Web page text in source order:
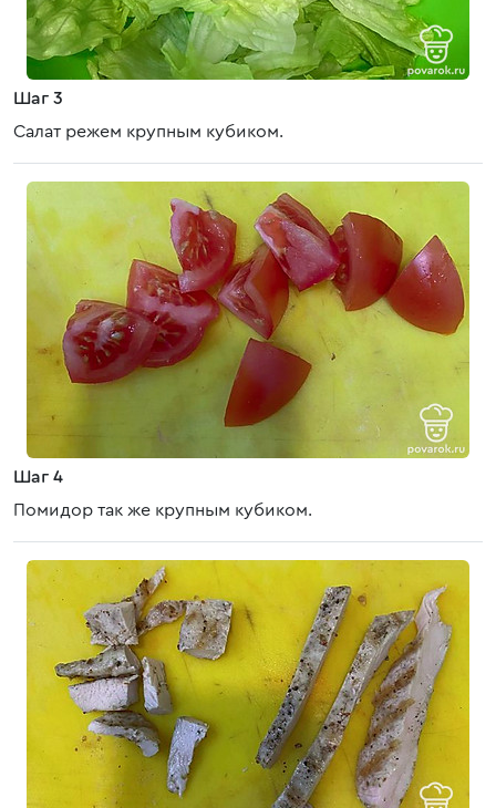
Шаг 3
Салат режем крупным кубиком.
Шаг 4
Помидор так же крупным кубиком.